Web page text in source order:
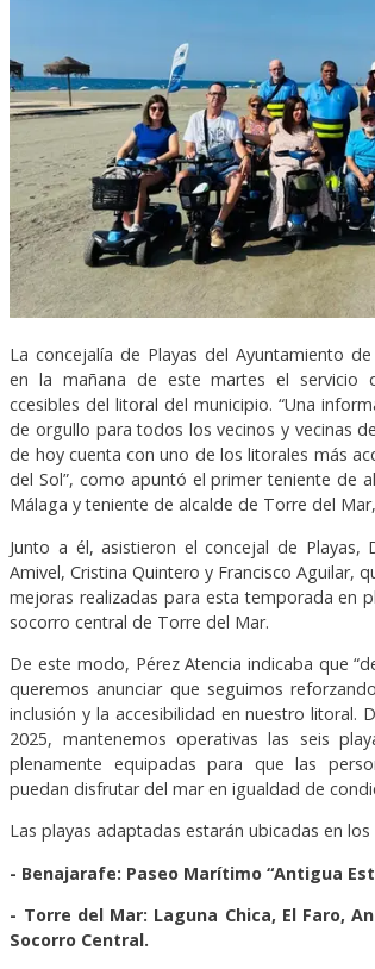
La concejalía de Playas del Ayuntamiento
en la mañana de este martes el servicio
ccesibles del litoral del municipio. “Una
de orgullo para todos los vecinos y vecinas
de hoy cuenta con uno de los litorales más
del Sol”, como apuntó el primer teniente de
Málaga y teniente de alcalde de Torre del
Junto a él, asistieron el concejal de Playas,
Amivel, Cristina Quintero y Francisco Aguilar,
mejoras realizadas para esta temporada en
socorro central de Torre del Mar.
De este modo, Pérez Atencia indicaba que
queremos anunciar que seguimos
inclusión y la accesibilidad en nuestro litoral.
2025, mantenemos operativas las seis
plenamente equipadas para que las
puedan disfrutar del mar en igualdad de
Las playas adaptadas estarán ubicadas en
- Benajarafe: Paseo Marítimo “Antigua
- Torre del Mar: Laguna Chica, El Faro,
Socorro Central.